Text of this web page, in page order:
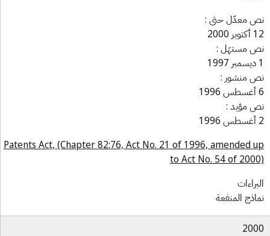
معدّل حتى :
مستهَل :
منشور :
مؤيد :
Patents Act, (Chapter 82:76, Act No. 21 of 1996, amended
to Act No. 54 of
المنفعة